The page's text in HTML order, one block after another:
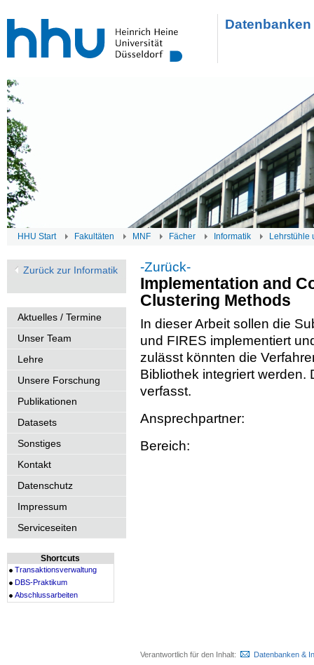
HHU Start Fakultäten MNF Fächer Informatik Lehrstühle
Zurück zur Informatik
Aktuelles / Termine
Unser Team
Lehre
Unsere Forschung
Publikationen
Datasets
Sonstiges
Kontakt
Datenschutz
Impressum
Serviceseiten
Shortcuts
Transaktionsverwaltung
DBS-Praktikum
Abschlussarbeiten
-Zurück-
Implementation and
Clustering Methods
In dieser Arbeit sollen die
und FIRES implementiert
zulässt könnten die
Bibliothek integriert werden.
verfasst.
Ansprechpartner:
Bereich:
Verantwortlich für den Inhalt: Datenbanken &